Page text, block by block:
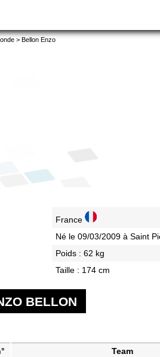
> Bellon Enzo
France
Né le 09/03/2009 à Saint
Poids : 62 kg
Taille : 174 cm
BELLON
Team